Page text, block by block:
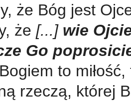
że Bóg jest
że [...]wie
Go
to
rzeczą, której